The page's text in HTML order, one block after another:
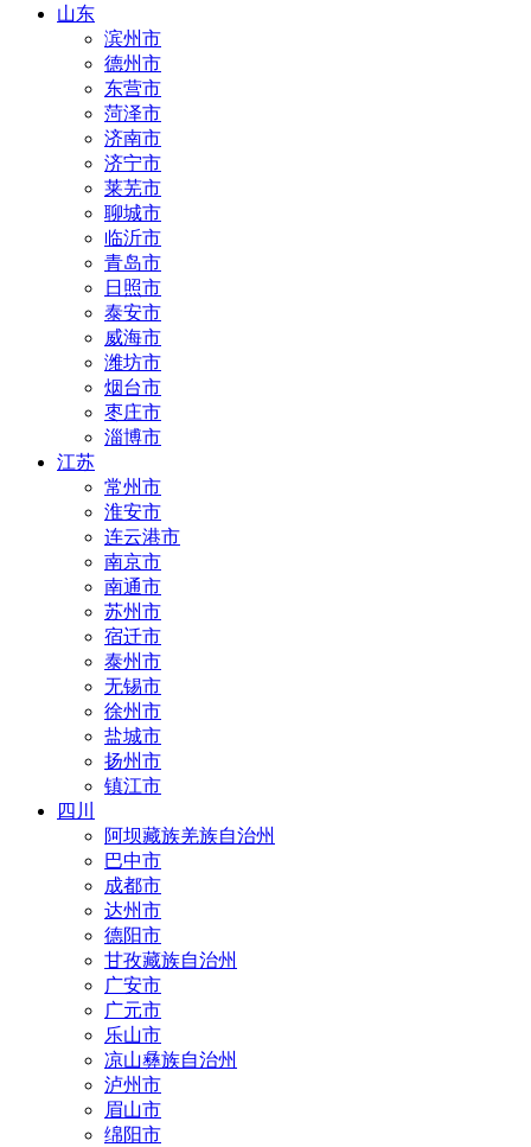
山东
滨州市
德州市
东营市
菏泽市
济南市
济宁市
莱芜市
聊城市
临沂市
青岛市
日照市
泰安市
威海市
潍坊市
烟台市
枣庄市
淄博市
江苏
常州市
淮安市
连云港市
南京市
南通市
苏州市
宿迁市
泰州市
无锡市
徐州市
盐城市
扬州市
镇江市
四川
阿坝藏族羌族自治州
巴中市
成都市
达州市
德阳市
甘孜藏族自治州
广安市
广元市
乐山市
凉山彝族自治州
泸州市
眉山市
绵阳市